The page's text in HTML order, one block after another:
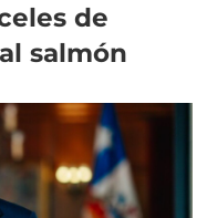
de
salmón